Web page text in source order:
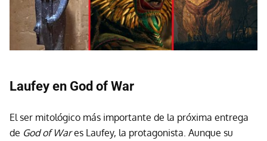
Laufey en God of War
El ser mitológico más importante de la próxima entrega
de God of Wares Laufey, la protagonista. Aunque su